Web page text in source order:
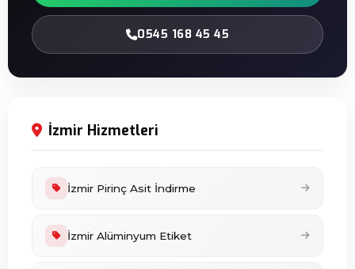
0545 168 45 45
İzmir Hizmetleri
İzmir Pirinç Asit İndirme
İzmir Alüminyum Etiket